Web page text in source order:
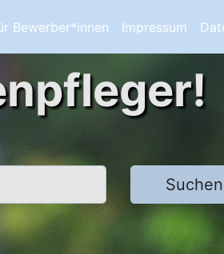
Bewerber*innen Impressum
Suchen